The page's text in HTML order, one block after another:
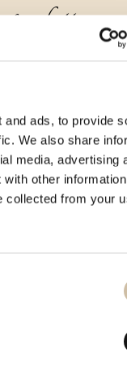
ads, to provide
We also share
media, advertising
other
collected from your